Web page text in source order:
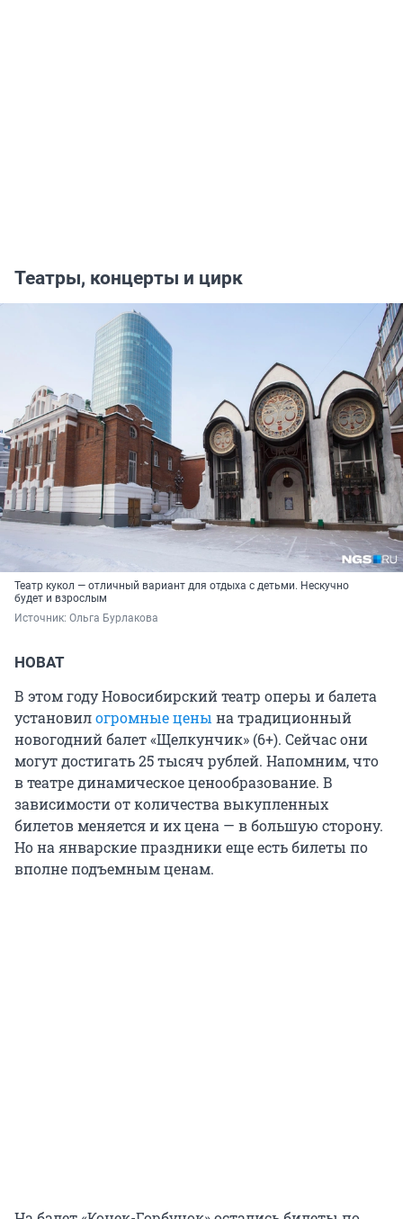
Театры, концерты и цирк
Театр кукол — отличный вариант для отдыха с детьми. Нескучно
будет и взрослым
Источник: Ольга Бурлакова
НОВАТ
В этом году Новосибирский театр оперы и балета
установилогромные цены на традиционный
новогодний балет «Щелкунчик» (6+). Сейчас они
могут достигать 25 тысяч рублей. Напомним, что
в театре динамическое ценообразование. В
зависимости от количества выкупленных
билетов меняется и их цена — в большую сторону.
Но на январские праздники еще есть билеты по
вполне подъемным ценам.